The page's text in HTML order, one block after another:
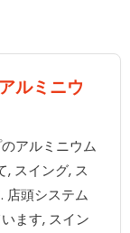
ルミニウ
アルミニウム
, スイング, ス
店頭システム
ます, スイン